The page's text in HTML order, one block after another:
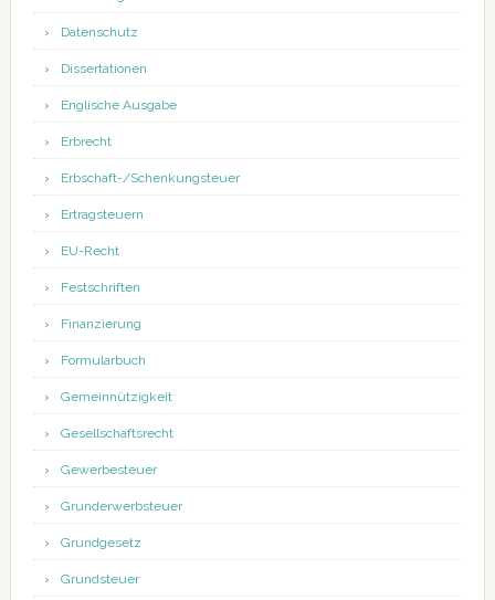
Datenschutz
Dissertationen
Englische Ausgabe
Erbrecht
Erbschaft-/Schenkungsteuer
Ertragsteuern
EU-Recht
Festschriften
Finanzierung
Formularbuch
Gemeinnützigkeit
Gesellschaftsrecht
Gewerbesteuer
Grunderwerbsteuer
Grundgesetz
Grundsteuer